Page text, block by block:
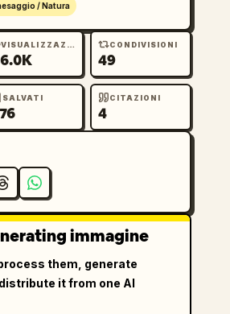
/ Natura
VISUALIZZAZIONI CONDIVISIONI
49
SALVATI CITAZIONI
4
immagine
them, generate
it from one AI